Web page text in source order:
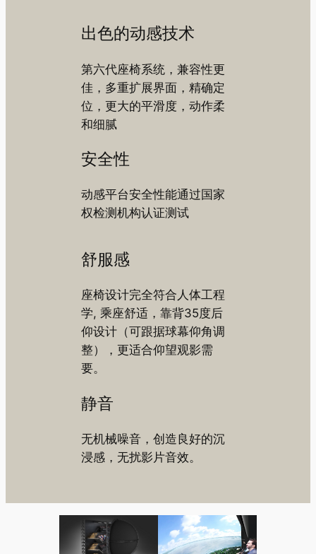
出色的动感技术
第六代座椅系统，兼容性更
佳，多重扩展界面，精确定
位，更大的平滑度，动作柔
和细腻
安全性
动感平台安全性能通过国家
权检测机构认证测试
舒服感
座椅设计完全符合人体工程
学, 乘座舒适，靠背35度后
仰设计（可跟据球幕仰角调
整），更适合仰望观影需
要。
静音
无机械噪音，创造良好的沉
浸感，无扰影片音效。